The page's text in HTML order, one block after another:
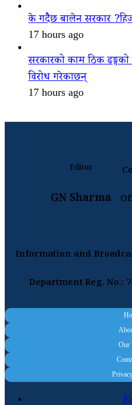
के गदैैछ बालेन सरकार
17 hours ago
सरकारको काम ठिक
विरोध गरेकाछन्
17 hours ago
Editor
GN Sharma
Information and
Department Reg. No.:
Our